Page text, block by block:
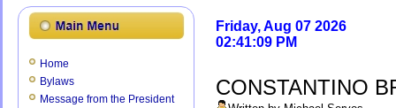
Home
Bylaws
Message from the President
Friday, Aug 07 2026
02:41:09 PM
CONSTANTINO